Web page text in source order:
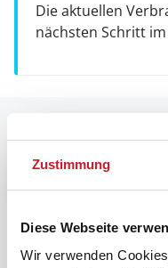
Zustimmung
Diese Webseite
Wir verwenden
Die aktuellen
nächsten Schritt